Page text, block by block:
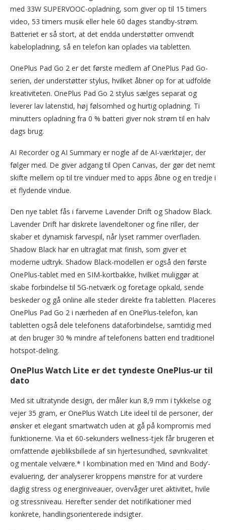
med 33W SUPERVOOC-opladning, som giver op til 15 timers
video, 53 timers musik eller hele 60 dages standby-strøm.
Batteriet er så stort, at det endda understøtter omvendt
kabelopladning, så en telefon kan oplades via tabletten.
OnePlus Pad Go 2 er det første medlem af OnePlus Pad Go-
serien, der understøtter stylus, hvilket åbner op for at udfolde
kreativiteten. OnePlus Pad Go 2 stylus sælges separat og
leverer lav latenstid, høj følsomhed og hurtig opladning. Ti
minutters opladning fra 0 % batteri giver nok strøm til en halv
dags brug.
AI Recorder og AI Summary er nogle af de AI-værktøjer, der
følger med. De giver adgang til Open Canvas, der gør det nemt
skifte mellem op til tre vinduer med to apps åbne og en tredje i
et flydende vindue.
Den nye tablet fås i farverne Lavender Drift og Shadow Black.
Lavender Drift har diskrete lavendeltoner og fine riller, der
skaber et dynamisk farvespil, når lyset rammer overfladen.
Shadow Black har en ultraglat mat finish, som giver et
moderne udtryk. Shadow Black-modellen er også den første
OnePlus-tablet med en SIM-kortbakke, hvilket muliggør at
skabe forbindelse til 5G-netværk og foretage opkald, sende
beskeder og gå online alle steder direkte fra tabletten. Placeres
OnePlus Pad Go 2 i nærheden af en OnePlus-telefon, kan
tabletten også dele telefonens dataforbindelse, samtidig med
at den bruger 30 % mindre af telefonens batteri end traditionel
hotspot-deling.
OnePlus Watch Lite er det tyndeste OnePlus-ur til
dato
Med sit ultratynde design, der måler kun 8,9 mm i tykkelse og
vejer 35 gram, er OnePlus Watch Lite ideel til de personer, der
ønsker et elegant smartwatch uden at gå på kompromis med
funktionerne. Via et 60-sekunders wellness-tjek får brugeren et
omfattende øjebliksbillede af sin hjertesundhed, søvnkvalitet
og mentale velvære.* I kombination med en ’Mind and Body’-
evaluering, der analyserer kroppens mønstre for at vurdere
daglig stress og energiniveauer, overvåger uret aktivitet, hvile
og stressniveau. Herefter sender det notifikationer med
konkrete, handlingsorienterede indsigter.